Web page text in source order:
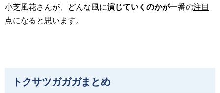
小芝風花さんが、どんな風に演じていくのかが一番の注目
点になると思います。
トクサツガガガまとめ